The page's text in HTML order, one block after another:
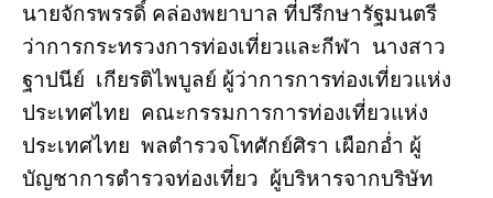
นายจักรพรรดิ์ คล่องพยาบาล ที่ปรึกษารัฐมนตรี
ว่าการกระทรวงการท่องเที่ยวและกีฬา นางสาว
ฐาปนีย์ เกียรติไพบูลย์ ผู้ว่าการการท่องเที่ยวแห่ง
ประเทศไทย คณะกรรมการการท่องเที่ยวแห่ง
ประเทศไทย พลตำรวจโทศักย์ศิรา เผือกอ่ำ ผู้
บัญชาการตำรวจท่องเที่ยว ผู้บริหารจากบริษัท